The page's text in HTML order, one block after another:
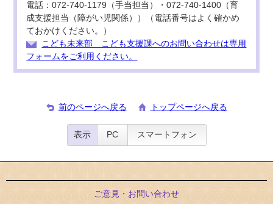
電話：072-740-1179（手当担当）・072-740-1400（育
成支援担当（障がい児関係））（電話番号はよく確かめ
ておかけください。）
こども未来部 こども支援課へのお問い合わせは専用
フォームをご利用ください。
前のページへ戻る トップページへ戻る
表示 PC スマートフォン
ご意見・お問い合わせ